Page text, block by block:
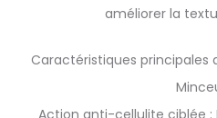
améliorer la
Caractéristiques principales
Action anti-cellulite ciblée :